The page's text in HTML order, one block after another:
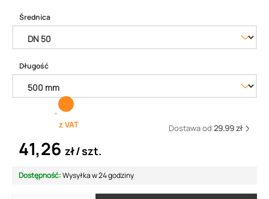
Średnica
Długość
z VAT Dostawa od 29.99 zł
41,26 zł szt.
Dostępność:Wysyłka w 24 godziny